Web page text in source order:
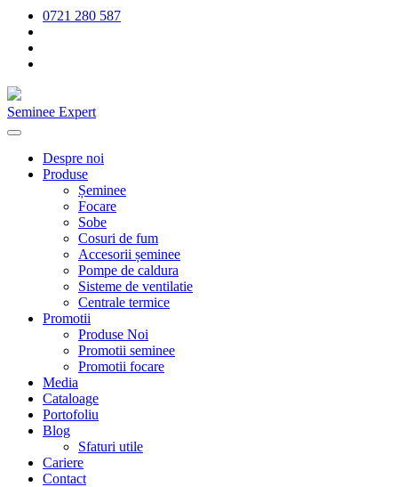
0721 280 587
Seminee Expert
Despre noi
Produse
Șeminee
Focare
Sobe
Cosuri de fum
Accesorii șeminee
Pompe de caldura
Sisteme de ventilatie
Centrale termice
Promotii
Produse Noi
Promotii seminee
Promotii focare
Media
Cataloage
Portofoliu
Blog
Sfaturi utile
Cariere
Contact